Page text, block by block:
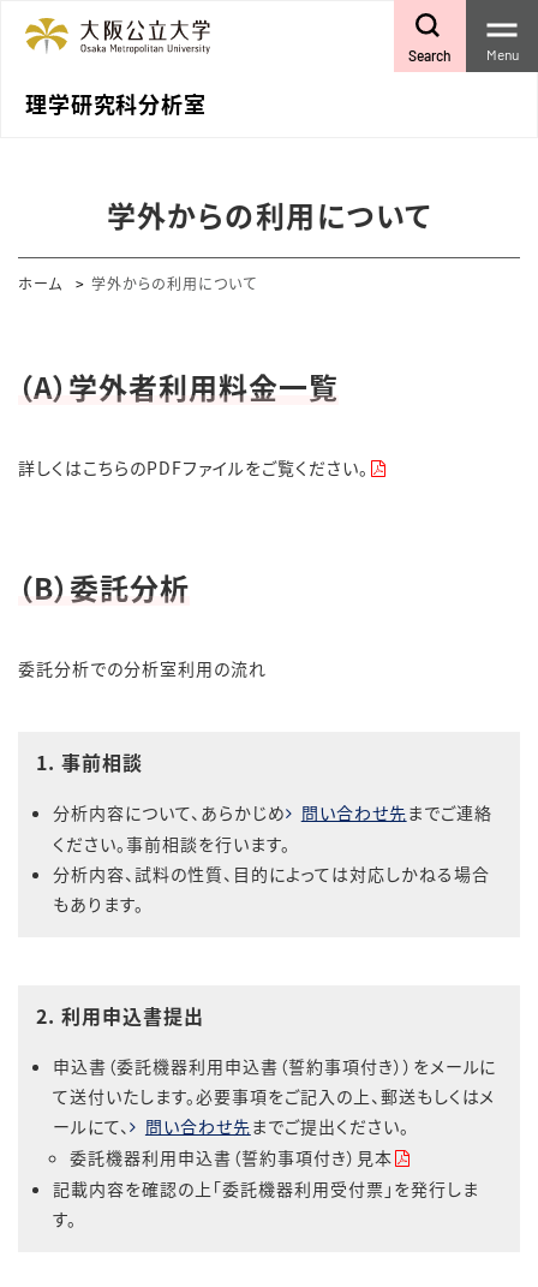
理学研究科分析室
Search Menu
学外からの利用について
ホーム 学外からの利用について
（A）学外者利用料金一覧
詳しくはこちらのPDFファイルをご覧ください。
（B）委託分析
委託分析での分析室利用の流れ
1. 事前相談
分析内容について、あらかじめ 問い合わせ先までご連絡
ください。事前相談を行います。
分析内容、試料の性質、目的によっては対応しかねる場合
もあります。
2. 利用申込書提出
申込書（委託機器利用申込書（誓約事項付き））をメールに
て送付いたします。必要事項をご記入の上、郵送もしくはメ
ールにて、
問い合わせ先までご提出ください。
委託機器利用申込書（誓約事項付き）見本
記載内容を確認の上「委託機器利用受付票」を発行しま
す。